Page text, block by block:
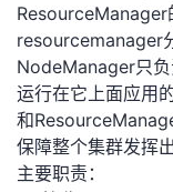
ResourceManager
resourcemanager
NodeManager只
运行在它上面应用
和
保障整个集群发挥
主要职责：